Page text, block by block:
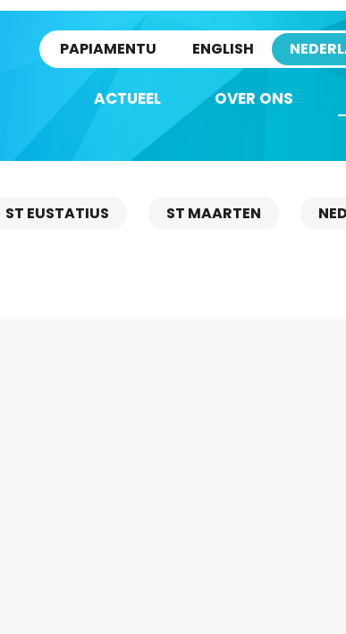
PAPIAMENTU ENGLISH
ACTUEEL OVER ONS
ST EUSTATIUS ST MAARTEN